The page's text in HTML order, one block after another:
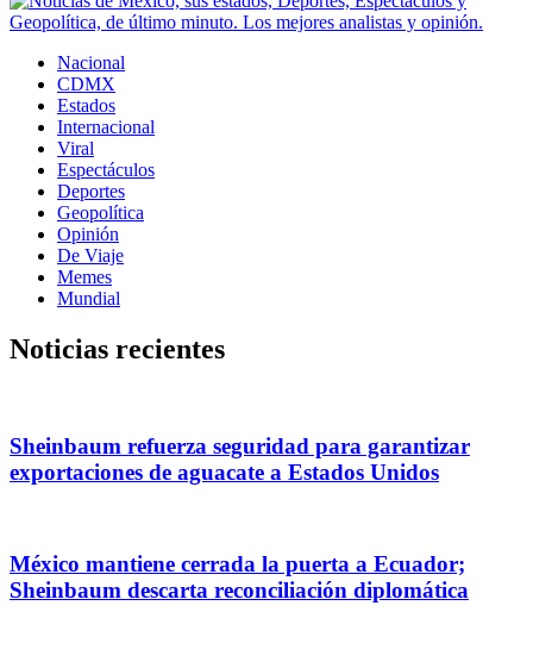
Nacional
CDMX
Estados
Internacional
Viral
Espectáculos
Deportes
Geopolítica
Opinión
De Viaje
Memes
Mundial
Noticias recientes
Sheinbaum refuerza seguridad para garantizar
exportaciones de aguacate a Estados Unidos
México mantiene cerrada la puerta a Ecuador;
Sheinbaum descarta reconciliación diplomática